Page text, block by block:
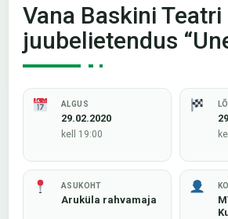
Vana Baskini Teatri
juubelietendus
ALGUS
29.02.2020
kell 19:00
ASUKOHT
Aruküla rahvamaja